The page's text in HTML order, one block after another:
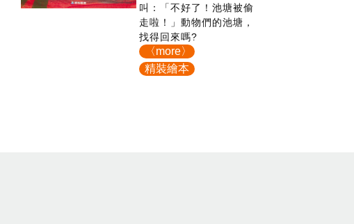
叫：「不好了！池塘被偷
走啦！」動物們的池塘，
找得回來嗎?
〈more〉
精裝繪本